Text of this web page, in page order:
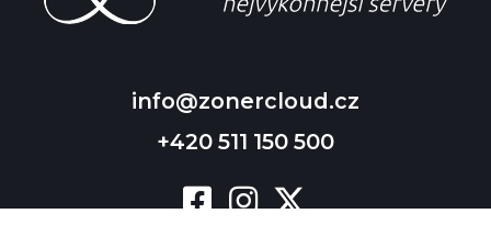
info@zonercloud.cz
+420 511 150 500